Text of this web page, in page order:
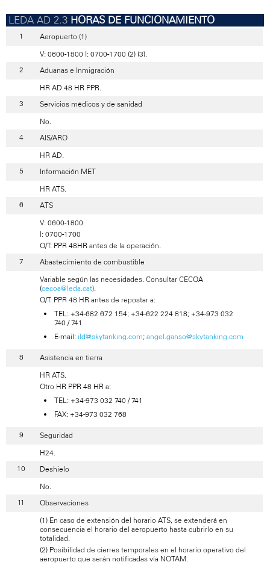
HORAS DE FUNCIONAMIENTO
Aeropuerto (1)
V: 0600-1800 I: 0700-1700 (2) (3).
Aduanas e Inmigración
HR AD 48 HR PPR.
Servicios médicos y de sanidad
No.
AIS/ARO
HR AD.
Información MET
HR ATS.
ATS
V: 0600-1800
I: 0700-1700
O/T: PPR 48HR antes de la operación.
Abastecimiento de combustible
Variable según las necesidades. Consultar CECOA
(cecoa@leda.cat).
O/T: PPR 48 HR antes de repostar a:
TEL: +34-682 672 154; +34-622 224 818; +34-973 032
740 / 741
E-mail: ild@skytanking.com; angel.ganso@skytanking.com
Asistencia en tierra
HR ATS.
Otro HR PPR 48 HR a:
TEL: +34-973 032 740 / 741
FAX: +34-973 032 768
Seguridad
H24.
Deshielo
No.
Observaciones
(1) En caso de extensión del horario ATS, se extenderá en
consecuencia el horario del aeropuerto hasta cubrirlo en su
totalidad.
(2) Posibilidad de cierres temporales en el horario operativo del
aeropuerto que serán notificadas vía NOTAM.